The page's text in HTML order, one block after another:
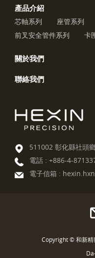
產品介紹
芯軸系列 座管系列
前叉安全管件系列
卡
關於我們
聯絡我們
511002 彰化縣社頭
電話 : +886-4-
電子信箱 :
Copyright © 和新精